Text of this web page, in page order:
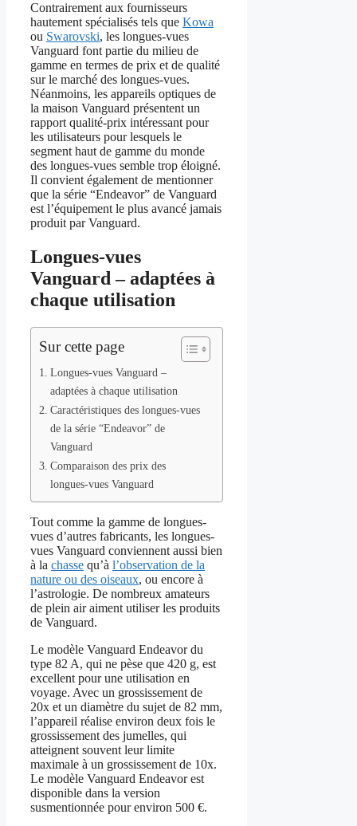
Contrairement aux fournisseurs
hautement spécialisés tels que Kowa
ou Swarovski, les longues-vues
Vanguard font partie du milieu de
gamme en termes de prix et de qualité
sur le marché des longues-vues.
Néanmoins, les appareils optiques de
la maison Vanguard présentent un
rapport qualité-prix intéressant pour
les utilisateurs pour lesquels le
segment haut de gamme du monde
des longues-vues semble trop éloigné.
Il convient également de mentionner
que la série “Endeavor” de Vanguard
est l’équipement le plus avancé jamais
produit par Vanguard.
Longues-vues
Vanguard – adaptées à
chaque utilisation
Sur cette page
Longues-vues Vanguard –
adaptées à chaque utilisation
Caractéristiques des longues-vues
de la série “Endeavor” de
Vanguard
Comparaison des prix des
longues-vues Vanguard
Tout comme la gamme de longues-
vues d’autres fabricants, les longues-
vues Vanguard conviennent aussi bien
à la chasse qu’à l’observation de la
nature ou des oiseaux, ou encore à
l’astrologie. De nombreux amateurs
de plein air aiment utiliser les produits
de Vanguard.
Le modèle Vanguard Endeavor du
type 82 A, qui ne pèse que 420 g, est
excellent pour une utilisation en
voyage. Avec un grossissement de
20x et un diamètre du sujet de 82 mm,
l’appareil réalise environ deux fois le
grossissement des jumelles, qui
atteignent souvent leur limite
maximale à un grossissement de 10x.
Le modèle Vanguard Endeavor est
disponible dans la version
susmentionnée pour environ 500 €.